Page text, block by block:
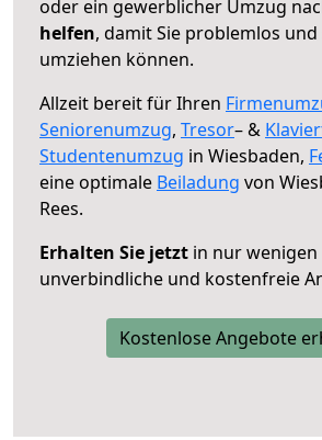
oder ein gewerblicher Umzug
helfen, damit Sie problemlos
umziehen können.
Allzeit bereit für Ihren
Seniorenumzug, Tresor– &
Studentenumzug in Wiesbaden,
eine optimale Beiladung von
Rees.
Erhalten Sie jetzt in nur
unverbindliche und kostenfreie
Kostenlose Angebote